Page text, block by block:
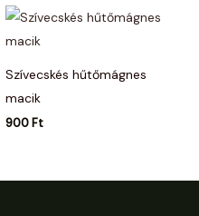
Szívecskés hűtőmágnes
macik
900 Ft